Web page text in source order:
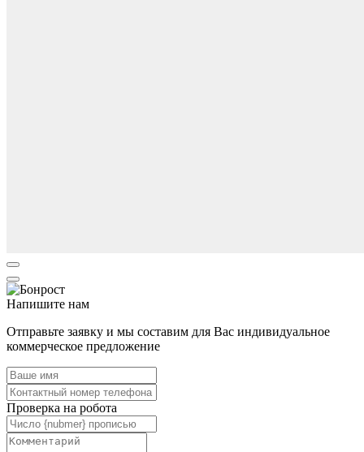
Напишите нам
Отправьте заявку и мы составим для Вас индивидуальное
коммерческое предложение
Проверка на робота